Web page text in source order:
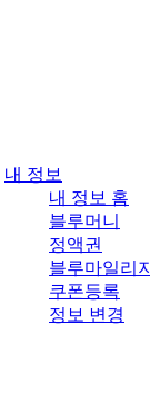
내 정보
내 정보 홈
블루머니
정액권
블루마일리지
쿠폰등록
정보 변경